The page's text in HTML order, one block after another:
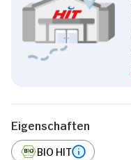
Eigenschaften
BIO HIT